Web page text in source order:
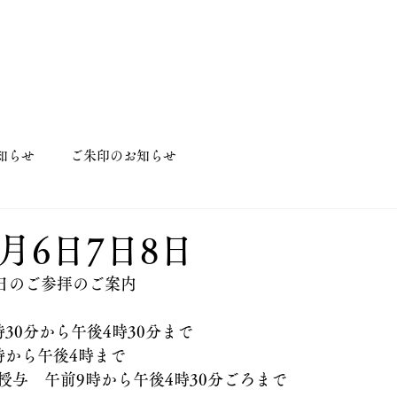
らせ ご朱印のお知らせ
6日7日8日
のご参拝のご案内
分から午後4時30分まで
ら午後4時まで
与　午前9時から午後4時30分ごろまで